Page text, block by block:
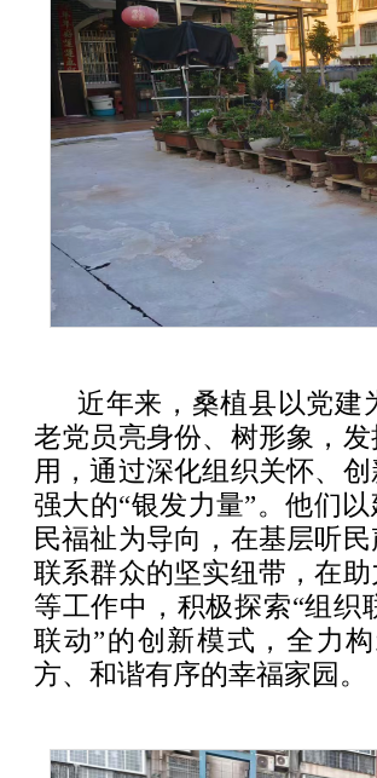
近年来，桑植县以党建
老党员亮身份、树形象，
用，通过深化组织关怀、
强大的“银发力量”。他们
民福祉为导向，在基层听
联系群众的坚实纽带，在
等工作中，积极探索“组
联动”的创新模式，全力
方、和谐有序的幸福家园。